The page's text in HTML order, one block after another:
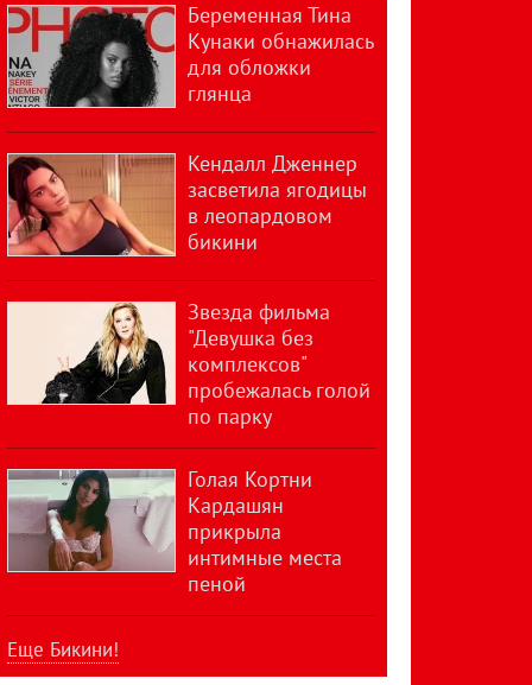
Беременная Тина
Кунаки обнажилась
для обложки
глянца
Кендалл Дженнер
засветила ягодицы
в леопардовом
бикини
Звезда фильма
"Девушка без
комплексов"
пробежалась голой
по парку
Голая Кортни
Кардашян
прикрыла
интимные места
пеной
Еще Бикини!